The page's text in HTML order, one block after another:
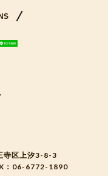
区上汐3-8-3
：06-6772-1890